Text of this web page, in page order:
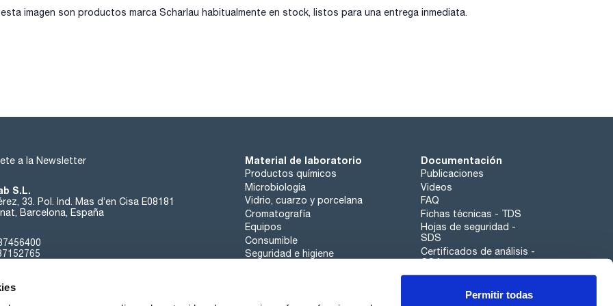
Permitir todas
imagen son productos marca Scharlau habitualmente en stock, listos para una entrega inmediata.
a la Newsletter
S.L.
33. Pol. Ind. Mas d’en Cisa E08181
Barcelona, España
Material de laboratorio
Productos químicos
Microbiología
Vidrio, cuarzo y porcelana
Cromatografía
Equipos
Consumible
Seguridad e higiene
Documentación
Publicaciones
Videos
FAQ
Fichas técnicas - TDS
Hojas de seguridad -
SDS
Certificados de análisis -
COA
Aplicaciones